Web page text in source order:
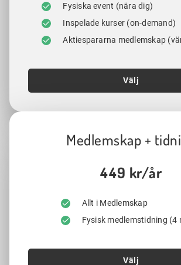
Fysiska event (nära dig)
Inspelade kurser (on-demand)
Aktiespararna medlemskap
Välj
Medlemskap +
449 kr/år
Allt i Medlemskap
Fysisk medlemstidning (4
Välj